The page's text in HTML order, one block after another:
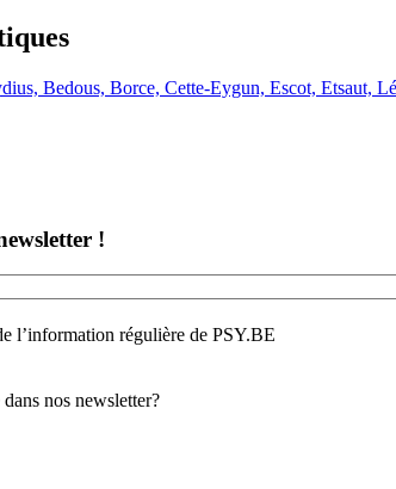
Bedous, Borce, Cette-Eygun, Escot, Etsaut,
!
l’information régulière de PSY.BE
nos newsletter?